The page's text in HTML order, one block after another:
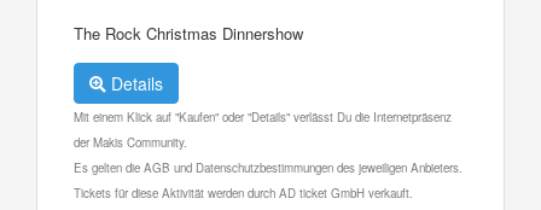
The Rock Christmas Dinnershow
Details
Mit einem Klick auf "Kaufen" oder "Details" verlässt Du die Internetpräsenz
der Makis Community.
Es gelten die AGB und Datenschutzbestimmungen des jeweiligen Anbieters.
Tickets für diese Aktivität werden durch AD ticket GmbH verkauft.